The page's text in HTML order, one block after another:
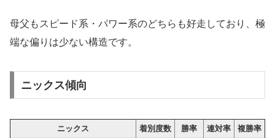
母父もスピード系・パワー系のどちらも好走しており、極
端な偏りは少ない構造です。
ニックス傾向
ニックス 着別度数 勝率 連対率 複勝率